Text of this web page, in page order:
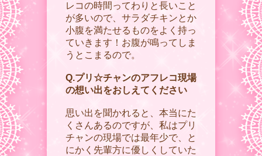
レコの時間ってわりと長いこと
が多いので、サラダチキンとか
小腹を満たせるものをよく持っ
ていきます！お腹が鳴ってしま
うとこまるので。
Q.プリ☆チャンのアフレコ現場
の想い出をおしえてください
思い出を聞かれると、本当にた
くさんあるのですが、私はプリ
チャンの現場では最年少で、と
にかく先輩方に優しくしていた